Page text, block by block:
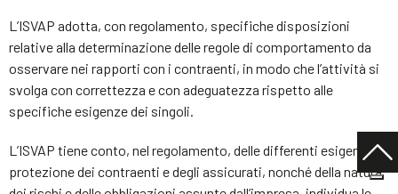
L’ISVAP adotta, con regolamento, specifiche disposizioni
relative alla determinazione delle regole di comportamento da
osservare nei rapporti con i contraenti, in modo che l’attività si
svolga con correttezza e con adeguatezza rispetto alle
specifiche esigenze dei singoli.
L’ISVAP tiene conto, nel regolamento, delle differenti esigenze di
protezione dei contraenti e degli assicurati, nonché della natura